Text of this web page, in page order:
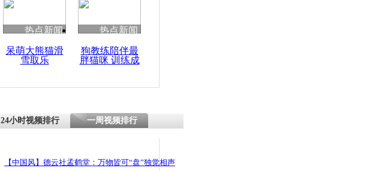
魂
热点新闻
呆萌大熊猫滑
雪取乐
热点新闻
狗教练陪伴最
胖猫咪 训练成
24小时视频排行 一周视频排行
【中国风】德云社孟鹤堂：万物皆可“盘”独觉相声